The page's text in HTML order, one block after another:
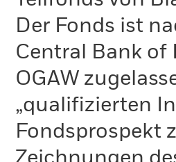
Der Fonds ist
Central Bank of
OGAW
„qualifizierten
Fondsprospekt